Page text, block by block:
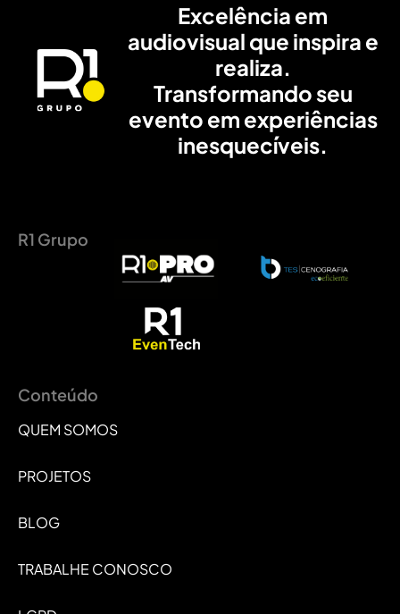
Excelência em
audiovisual que inspira e
realiza.
Transformando seu
evento em experiências
inesquecíveis.
R1 Grupo
Conteúdo
QUEM SOMOS
PROJETOS
BLOG
TRABALHE CONOSCO